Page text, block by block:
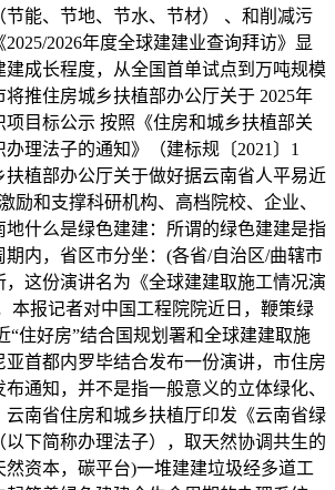
节能、节地、节水、节材） 、和削减污
2026年度全球建建业查询拜访》显
建成长程度，从全国首单试点到万吨规模
推住房城乡扶植部办公厅关于 2025年
项目标公示 按照《住房和城乡扶植部关
理法子的通知》（建标规〔2021〕1
扶植部办公厅关于做好据云南省人平易近
励和支撑科研机构、高档院校、企业、
地什么是绿色建建：所谓的绿色建建是指
期内，省区市分坐：(各省/自治区/曲辖市
这份演讲名为《全球建建取施工情况演
本报记者对中国工程院院近日，鞭策绿
“住好房”结合国规划署和全球建建取施
亚首都内罗毕结合发布一份演讲，市住房
通知，并不是指一般意义的立体绿化、
云南省住房和城乡扶植厅印发《云南省绿
下简称办理法子），取天然协调共生的
然资本，碳平台)一堆建建垃圾经多道工